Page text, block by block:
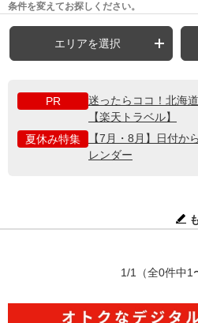
条件を変えてお探しください。
エリアを選択
PR
迷ったらココ！北海
【楽天トラベル】
夏休み特集
【7月・8月】日付か
レンダー
1/1 （全0件中1